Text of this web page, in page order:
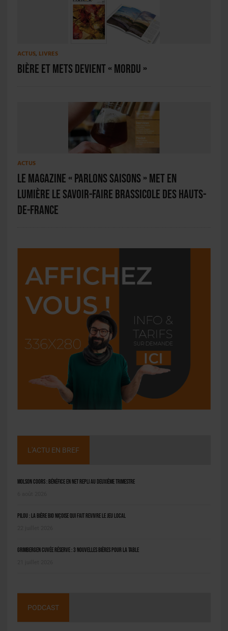
ACTUS, LIVRES
Bière et Mets devient « MORDU »
ACTUS
Le magazine « Parlons Saisons » met en
lumière le savoir-faire brassicole des Hauts-
de-France
L'ACTU EN BREF
Molson Coors : bénéfice en net repli au deuxième trimestre
Pilou : la bière bio niçoise qui fait revivre le jeu local
Grimbergen Cuvée Réserve : 3 nouvelles bières pour la table
PODCAST